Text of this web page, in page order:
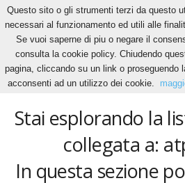
Home Tags Atp dubai
atp dubai
Stai esplorando la
collegata a:
In questa sezione
Questo sito o gli strumenti terzi da questo
necessari al funzionamento ed utili alle
Se vuoi saperne di piu o negare il
consulta la cookie policy. Chiudendo
pagina, cliccando su un link o proseguendo
acconsenti ad un utilizzo dei cookie.